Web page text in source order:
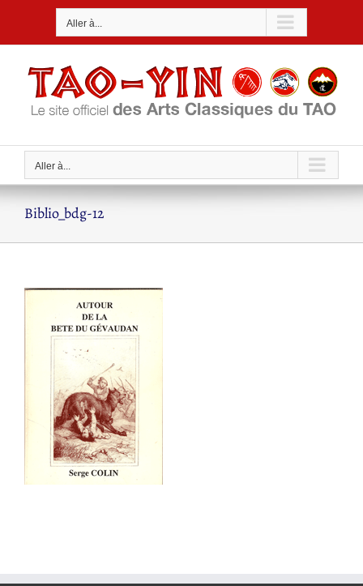
Aller à...
Aller à...
Biblio_bdg-12